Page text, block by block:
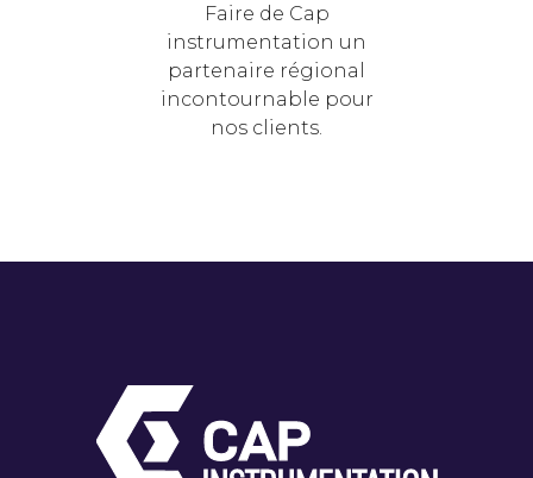
Faire de Cap
instrumentation un
partenaire régional
incontournable pour
nos clients.